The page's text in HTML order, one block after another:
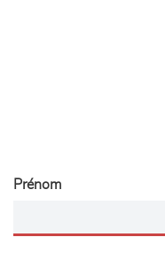
Prénom